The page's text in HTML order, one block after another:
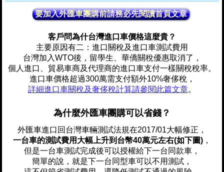
要加入外匯車團購前請務必先閱讀首頁文章
客戶問為什台灣進口車價格這麼貴？
主要原因有二：進口關稅及進口車測試費用
台灣加入WTO後，留學生、華僑關稅優惠取消了，
個人進口、貿易車商及代理商的進口車支付一樣關稅稅率。
進口車價格超過300萬需支付額外10%奢侈稅，
詳細進口車關稅及奢侈稅計算請參閱此篇文章。
為什麼外匯車團購可以省錢？
外匯車進口回台灣車輛測試法規在2017/01大幅修正，
一台車的測試費用大幅上升到台幣40萬元左右(如下圖) ，
但是一台車測試完成後可以授權給下一台同款車，
簡單的說，就是下一台同型車可以不用測試，